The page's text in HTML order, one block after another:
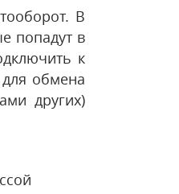
В
попадут в
к
обмена
других)